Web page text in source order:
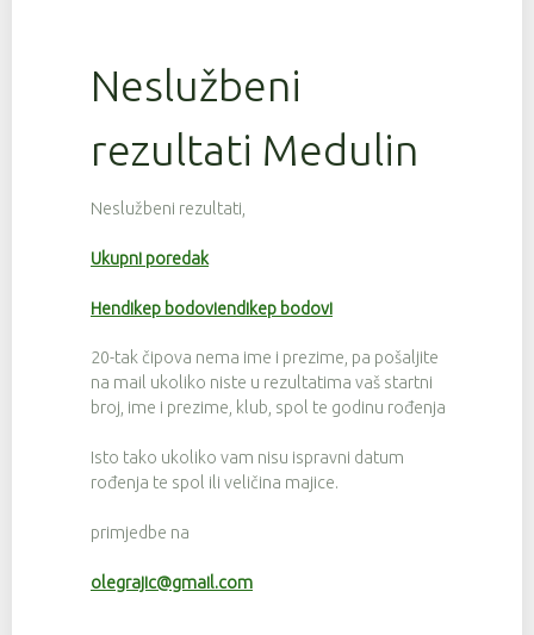
Neslužbeni
rezultati Medulin
Neslužbeni rezultati,
Ukupni poredak
Hendikep bodoviendikep bodovi
20-tak čipova nema ime i prezime, pa pošaljite
na mail ukoliko niste u rezultatima vaš startni
broj, ime i prezime, klub, spol te godinu rođenja
Isto tako ukoliko vam nisu ispravni datum
rođenja te spol ili veličina majice.
primjedbe na
olegrajic@gmail.com